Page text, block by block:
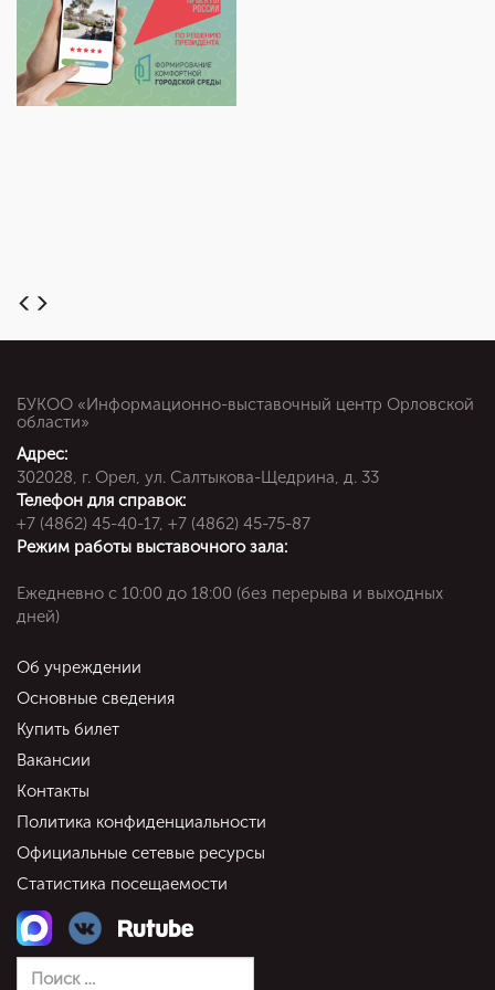
БУКОО «Информационно-выставочный центр Орловской
области»
Адрес:
302028, г. Орел, ул. Салтыкова-Щедрина, д. 33
Телефон для справок:
+7 (4862) 45-40-17, +7 (4862) 45-75-87
Режим работы выставочного зала:
Ежедневно c 10:00 до 18:00 (без перерыва и выходных
дней)
Об учреждении
Основные сведения
Купить билет
Вакансии
Контакты
Политика конфиденциальности
Официальные сетевые ресурсы
Статистика посещаемости